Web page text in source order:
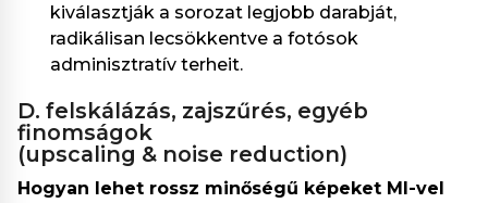
kiválasztják a sorozat legjobb darabját,
radikálisan lecsökkentve a fotósok
adminisztratív terheit.
d. felskálázás, zajszűrés, egyéb
finomságok
(upscaling & noise reduction)
Hogyan lehet rossz minőségű képeket MI-vel